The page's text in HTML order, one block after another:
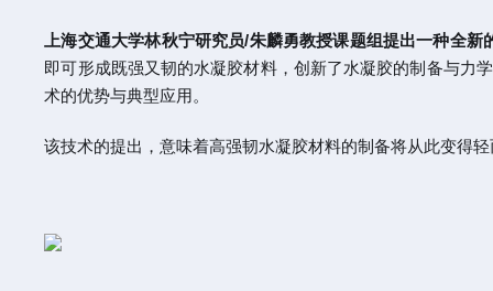
上海交通大学林秋宁研究员/朱麟勇教授课题组提出一种全
即可形成既强又韧的水凝胶材料，创新了水凝胶的制备与力
术的优势与典型应用。
该技术的提出，意味着高强韧水凝胶材料的制备将从此变得